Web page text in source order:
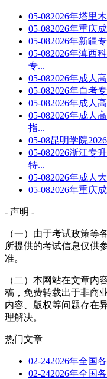
05-082026年塔里
05-082026年重庆
05-082026年新疆
05-082026年滇西
专...
05-082026年成人
05-082026年自考
05-082026年成人
05-082026年成人
指...
05-08昆明学院
05-082026浙江专
特...
05-082026年成人
05-082026年重庆
- 声明 -
（一）由于考试政策等
所提供的考试信息仅供
准。
（二）本网站在文章内
稿，免费转载出于非商
内容、版权等问题存在
理解决。
热门文章
02-242026年全国
02-242026年全国